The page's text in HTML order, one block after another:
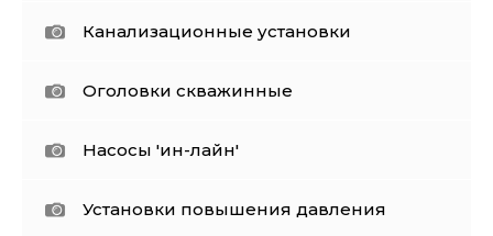
Канализационные установки
Оголовки скважинные
Насосы 'ин-лайн'
Установки повышения давления